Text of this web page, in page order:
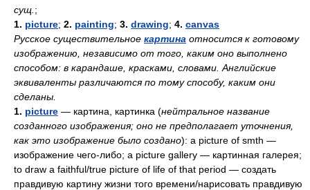
сущ. ;
1. picture; 2. painting; 3. drawing; 4. canvas
Русское существительное картина относится к готовому
изображению, независимо от того, каким оно выполнено
способом: в карандаше, красками, словами. Английские
эквиваленты различаются по тому способу, каким они
сделаны.
1. picture — картина, картинка (нейтральное название
созданного изображения; оно не предполагает уточнения,
как это изображение было создано): a picture of smth —
изображение чего-либо; a picture gallery — картинная галерея;
to draw a faithful/true picture of life of that period — создать
правдивую картину жизни того времени/нарисовать правдивую